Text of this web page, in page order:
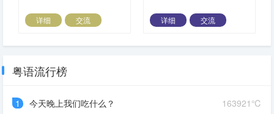
详细
交流
详细
交流
粤语流行榜
163921℃
1
今天晚上我们吃什么？